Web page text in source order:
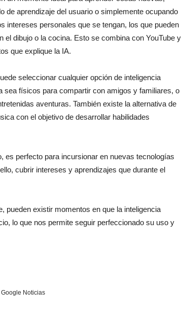
de aprendizaje del usuario o simplemente ocupando
intereses personales que se tengan, los que pueden
el dibujo o la cocina. Esto se combina con YouTube y
que explique la IA.
seleccionar cualquier opción de inteligencia
sea físicos para compartir con amigos y familiares, o
aventuras. También existe la alternativa de
con el objetivo de desarrollar habilidades
es perfecto para incursionar en nuevas tecnologías
cubrir intereses y aprendizajes que durante el
pueden existir momentos en que la inteligencia
lo que nos permite seguir perfeccionado su uso y
Noticias